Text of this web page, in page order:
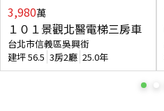
3,980萬
１０１景觀北醫電梯三房車
台北市信義區吳興街
建坪56.5 3房2廳 25.0年